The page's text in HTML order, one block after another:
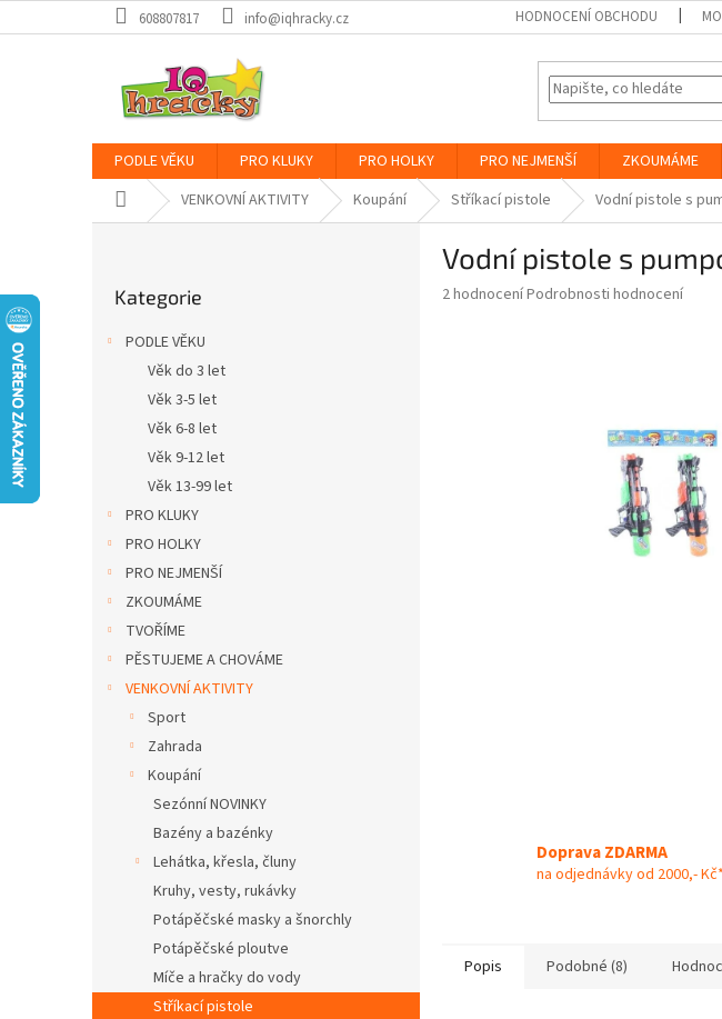
na
608807817 info@iqhracky.cz HODNOCENÍ OBCHODU
PODLE VĚKU PRO KLUKY PRO HOLKY PRO NEJMENŠÍ ZKOUMÁME
Domů VENKOVNÍ AKTIVITY Koupání Stříkací pistole Vodní pistole s
kategorie
Kategorie
PODLE VĚKU
Věk do 3 let
Věk 3-5 let
Věk 6-8 let
Věk 9-12 let
Věk 13-99 let
PRO KLUKY
PRO HOLKY
PRO NEJMENŠÍ
ZKOUMÁME
TVOŘÍME
PĚSTUJEME A CHOVÁME
VENKOVNÍ AKTIVITY
Sport
Zahrada
Koupání
Sezónní NOVINKY
Bazény a bazénky
Lehátka, křesla, čluny
Kruhy, vesty, rukávky
Potápěčské masky a šnorchly
Potápěčské ploutve
Míče a hračky do vody
Stříkací pistole
Vodní pistole s
Průměrné
2 hodnoceníPodrobnosti hodnocení
Doprava ZDARMA
na odjednávky od 2000,- Kč*
Popis Podobné (8)